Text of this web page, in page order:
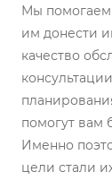
Мы
им донести
качество
помогут вам
Именно
цели стали